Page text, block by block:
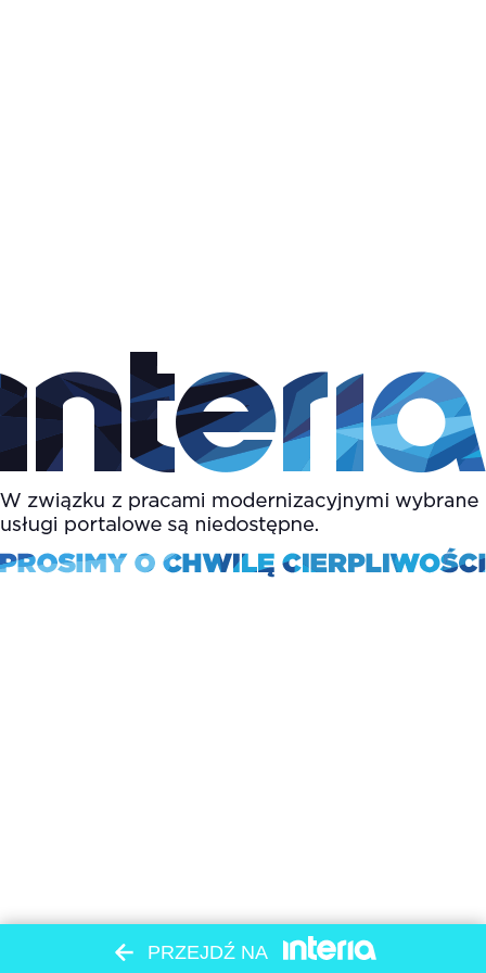
PRZEJDŹ NA